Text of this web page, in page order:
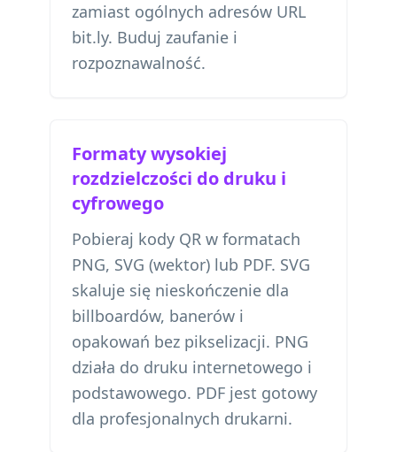
zamiast ogólnych adresów URL
bit.ly. Buduj zaufanie i
rozpoznawalność.
Formaty wysokiej
rozdzielczości do druku i
cyfrowego
Pobieraj kody QR w formatach
PNG, SVG (wektor) lub PDF. SVG
skaluje się nieskończenie dla
billboardów, banerów i
opakowań bez pikselizacji. PNG
działa do druku internetowego i
podstawowego. PDF jest gotowy
dla profesjonalnych drukarni.